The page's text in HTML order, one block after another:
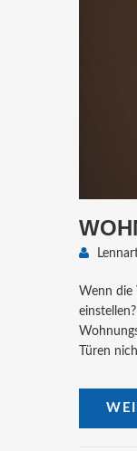
Wenn die
Türen